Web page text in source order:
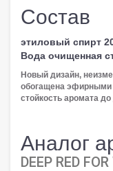
Состав
этиловый спирт
Вода очищенная
Новый дизайн,
обогащена
стойкость аромата до
Аналог
DEEP RED